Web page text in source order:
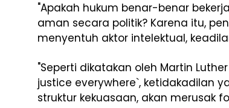
"Apakah hukum benar-benar
aman secara politik? Karena itu,
menyentuh aktor intelektual,
"Seperti dikatakan oleh Martin
justice everywhere`, ketidakadilan
struktur kekuasaan, akan merusak